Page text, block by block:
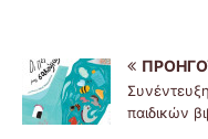
παιδικών